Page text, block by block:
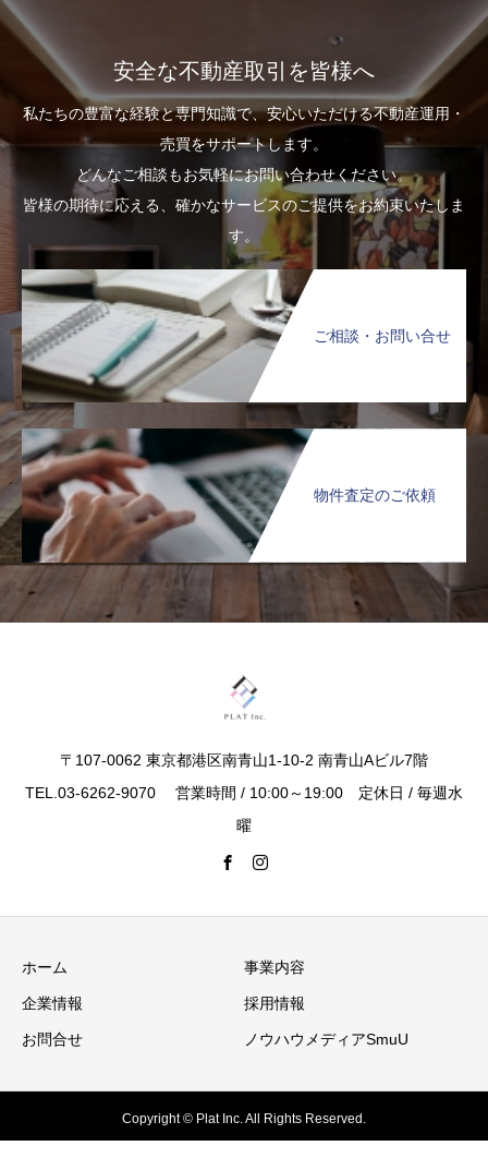
安全な不動産取引を皆様へ
私たちの豊富な経験と専門知識で、安心いただける不動産運用・
売買をサポートします。
どんなご相談もお気軽にお問い合わせください。
皆様の期待に応える、確かなサービスのご提供をお約束いたしま
す。
ご相談・お問い合せ
物件査定のご依頼
〒107-0062 東京都港区南青山1-10-2 南青山Aビル7階
TEL.03-6262-9070 営業時間 / 10:00～19:00 定休日 / 毎週水
曜
ホーム 事業内容
企業情報 採用情報
お問合せ ノウハウメディアSmuU
Copyright © Plat Inc. All Rights Reserved.
問合せ